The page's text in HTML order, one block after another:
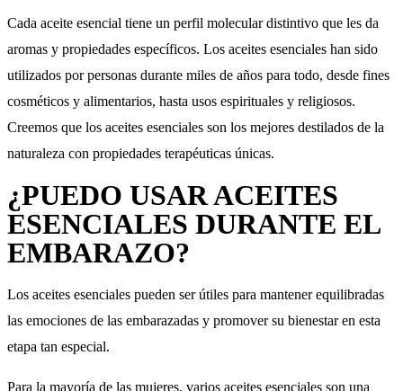
Cada aceite esencial tiene un perfil molecular distintivo que les da
aromas y propiedades específicos. Los aceites esenciales han sido
utilizados por personas durante miles de años para todo, desde fines
cosméticos y alimentarios, hasta usos espirituales y religiosos.
Creemos que los aceites esenciales son los mejores destilados de la
naturaleza con propiedades terapéuticas únicas.
¿PUEDO USAR ACEITES
ESENCIALES DURANTE EL
EMBARAZO?
Los aceites esenciales pueden ser útiles para mantener equilibradas
las emociones de las embarazadas y promover su bienestar en esta
etapa tan especial.
Para la mayoría de las mujeres, varios aceites esenciales son una